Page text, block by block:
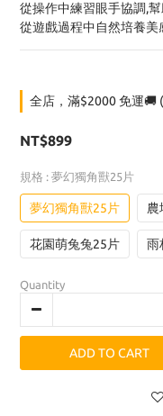
從操作中練習眼手協調,
從遊戲過程中自然培養美
全店，滿$2000 免運🚚
NT$899
規格 : 夢幻獨角獸25片
夢幻獨角獸25片 農
花園萌兔兔25片 雨
Quantity
ADD TO CART